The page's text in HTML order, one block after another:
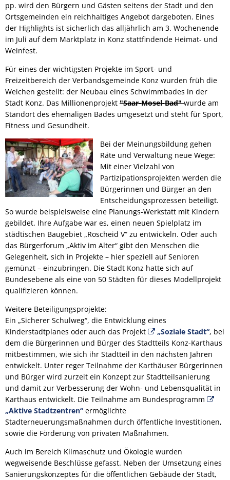
pp. wird den Bürgern und Gästen seitens der Stadt und den
Ortsgemeinden ein reichhaltiges Angebot dargeboten. Eines
der Highlights ist sicherlich das alljährlich am 3. Wochenende
im Juli auf dem Marktplatz in Konz stattfindende Heimat- und
Weinfest.
Für eines der wichtigsten Projekte im Sport- und
Freizeitbereich der Verbandsgemeinde Konz wurden früh die
Weichen gestellt: der Neubau eines Schwimmbades in der
Stadt Konz. Das Millionenprojekt "Saar-Mosel-Bad"wurde am
Standort des ehemaligen Bades umgesetzt und steht für Sport,
Fitness und Gesundheit.
Bei der Meinungsbildung gehen
Räte und Verwaltung neue Wege:
Mit einer Vielzahl von
Partizipationsprojekten werden die
Bürgerinnen und Bürger an den
Entscheidungsprozessen beteiligt.
So wurde beispielsweise eine Planungs-Werkstatt mit Kindern
gebildet. Ihre Aufgabe war es, einen neuen Spielplatz im
städtischen Baugebiet „Roscheid V“ zu entwickeln. Oder auch
das Bürgerforum „Aktiv im Alter“ gibt den Menschen die
Gelegenheit, sich in Projekte – hier speziell auf Senioren
gemünzt – einzubringen. Die Stadt Konz hatte sich auf
Bundesebene als eine von 50 Städten für dieses Modellprojekt
qualifizieren können.
Weitere Beteiligungsprojekte:
Ein „Sicherer Schulweg“, die Entwicklung eines
Kinderstadtplanes oder auch das Projekt
„Soziale Stadt“, bei
dem die Bürgerinnen und Bürger des Stadtteils Konz-Karthaus
mitbestimmen, wie sich ihr Stadtteil in den nächsten Jahren
entwickelt. Unter reger Teilnahme der Karthäuser Bürgerinnen
und Bürger wird zurzeit ein Konzept zur Stadtteilsanierung
und damit zur Verbesserung der Wohn- und Lebensqualität in
Karthaus entwickelt. Die Teilnahme am Bundesprogramm
„Aktive Stadtzentren“ ermöglichte
Stadterneuerungsmaßnahmen durch öffentliche Investitionen,
sowie die Förderung von privaten Maßnahmen.
Auch im Bereich Klimaschutz und Ökologie wurden
wegweisende Beschlüsse gefasst. Neben der Umsetzung eines
Sanierungskonzeptes für die öffentlichen Gebäude der Stadt,